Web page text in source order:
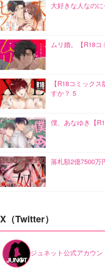
大好きな人なの
ムリ婚。【R18コ
【R18コミック
すか？ 5
僕、あなゆき【
落札額2億7500万
X（Twitter）
ジュネット公式アカウン